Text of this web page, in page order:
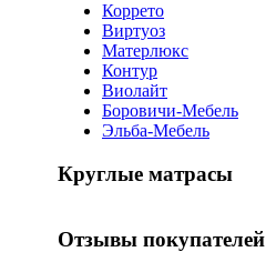
Коррето
Виртуоз
Матерлюкс
Контур
Виолайт
Боровичи-Мебель
Эльба-Мебель
Круглые матрасы
Отзывы покупателей